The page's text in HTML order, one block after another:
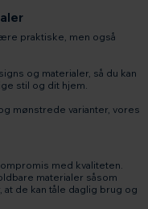
praktiske, men også
og materialer, så du kan
stil og dit hjem.
mønstrede varianter, vores
med kvaliteten.
materialer såsom
de kan tåle daglig brug og